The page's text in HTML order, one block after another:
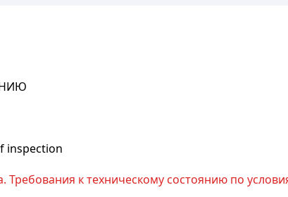
inspection
Требования к техническому состоянию по